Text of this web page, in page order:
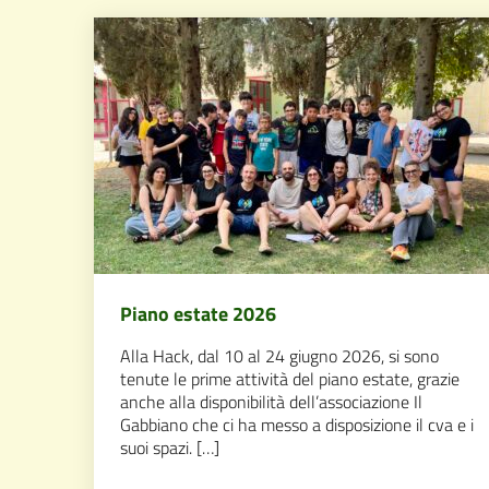
Piano estate 2026
Alla Hack, dal 10 al 24 giugno 2026, si sono
tenute le prime attività del piano estate, grazie
anche alla disponibilità dell’associazione Il
Gabbiano che ci ha messo a disposizione il cva e i
suoi spazi. […]